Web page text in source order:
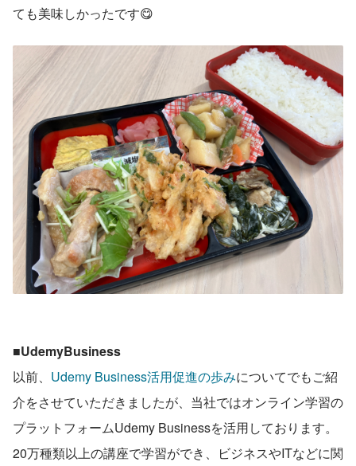
ても美味しかったです😋
■UdemyBusiness
以前、 Udemy Business活用促進の歩みについてでもご紹
介をさせていただきましたが、当社ではオンライン学習の
プラットフォームUdemy Businessを活用しております。
20万種類以上の講座で学習ができ、ビジネスやITなどに関